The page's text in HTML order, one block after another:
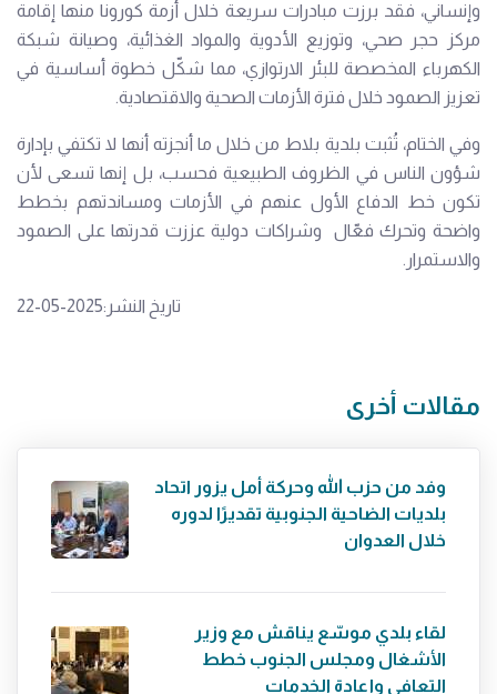
وإنساني، فقد برزت مبادرات سريعة خلال أزمة كورونا منها إقامة
مركز حجر صحي، وتوزيع الأدوية والمواد الغذائية، وصيانة شبكة
الكهرباء المخصصة للبئر الارتوازي، مما شكّل خطوة أساسية في
تعزيز الصمود خلال فترة الأزمات الصحية والاقتصادية.
وفي الختام، تُثبت بلدية بلاط من خلال ما أنجزته أنها لا تكتفي بإدارة
شؤون الناس في الظروف الطبيعية فحسب، بل إنها تسعى لأن
تكون خط الدفاع الأول عنهم في الأزمات ومساندتهم بخطط
واضحة وتحرك فعّال وشراكات دولية عززت قدرتها على الصمود
والاستمرار.
تاريخ النشر:2025-05-22
مقالات أخرى
وفد من حزب الله وحركة أمل يزور اتحاد
بلديات الضاحية الجنوبية تقديرًا لدوره
خلال العدوان
لقاء بلدي موسّع يناقش مع وزير
الأشغال ومجلس الجنوب خطط
التعافي وإعادة الخدمات